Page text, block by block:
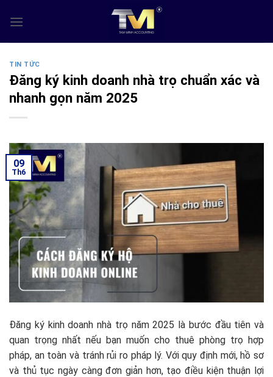
TIN TỨC
Đăng ký kinh doanh nhà trọ chuẩn xác và
nhanh gọn năm 2025
09
Th6
Đăng ký kinh doanh nhà trọ năm 2025 là bước đầu tiên và
quan trọng nhất nếu bạn muốn cho thuê phòng trọ hợp
pháp, an toàn và tránh rủi ro pháp lý. Với quy định mới, hồ sơ
và thủ tục ngày càng đơn giản hơn, tạo điều kiện thuận lợi